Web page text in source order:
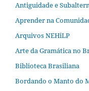
Antiguidade e
Aprender na
Arquivos NEHiLP
Arte da Gramática no
Biblioteca Brasiliana
Bordando o Manto do